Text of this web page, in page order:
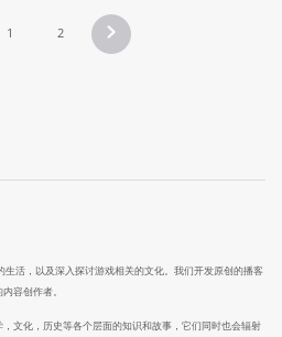
1 2
活，以及深入探讨游戏相关的文化。我们开发原创的播客
容创作者。
文化，历史等各个层面的知识和故事，它们同时也会辐射